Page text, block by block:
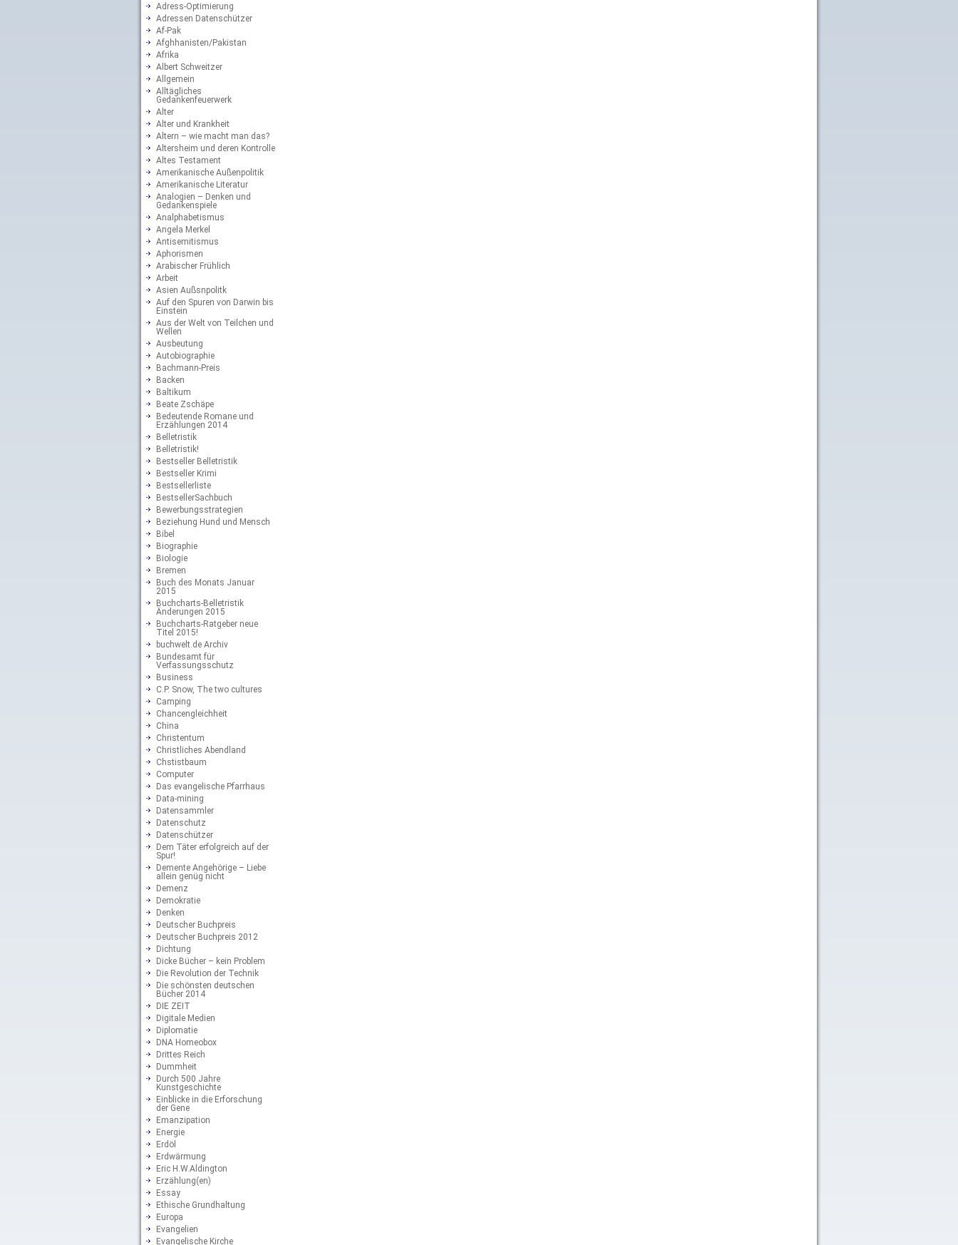
Adress-Optimierung
Adressen Datenschützer
Af-Pak
Afghhanisten/Pakistan
Afrika
Albert Schweitzer
Allgemein
Alltägliches
Gedankenfeuerwerk
Alter
Alter und Krankheit
Altern – wie macht man das?
Altersheim und deren Kontrolle
Altes Testament
Amerikanische Außenpolitik
Amerikanische Literatur
Analogien – Denken und
Gedankenspiele
Analphabetismus
Angela Merkel
Antisemitismus
Aphorismen
Arabischer Frühlich
Arbeit
Asien Außsnpolitk
Auf den Spuren von Darwin bis
Einstein
Aus der Welt von Teilchen und
Wellen
Ausbeutung
Autobiographie
Bachmann-Preis
Backen
Baltikum
Beate Zschäpe
Bedeutende Romane und
Erzählungen 2014
Belletristik
Belletristik!
Bestseller Belletristik
Bestseller Krimi
Bestsellerliste
BestsellerSachbuch
Bewerbungsstrategien
Beziehung Hund und Mensch
Bibel
Biographie
Biologie
Bremen
Buch des Monats Januar
2015
Buchcharts-Belletristik
Änderungen 2015
Buchcharts-Ratgeber neue
Titel 2015!
buchwelt.de Archiv
Bundesamt für
Verfassungsschutz
Business
C.P. Snow, The two cultures
Camping
Chancengleichheit
China
Christentum
Christliches Abendland
Chstistbaum
Computer
Das evangelische Pfarrhaus
Data-mining
Datensammler
Datenschutz
Datenschützer
Dem Täter erfolgreich auf der
Spur!
Demente Angehörige – Liebe
allein genüg nicht
Demenz
Demokratie
Denken
Deutscher Buchpreis
Deutscher Buchpreis 2012
Dichtung
Dicke Bücher – kein Problem
Die Revolution der Technik
Die schönsten deutschen
Bücher 2014
DIE ZEIT
Digitale Medien
Diplomatie
DNA Homeobox
Drittes Reich
Dummheit
Durch 500 Jahre
Kunstgeschichte
Einblicke in die Erforschung
der Gene
Emanzipation
Energie
Erdöl
Erdwärmung
Eric H.W.Aldington
Erzählung(en)
Essay
Ethische Grundhaltung
Europa
Evangelien
Evangelische Kirche